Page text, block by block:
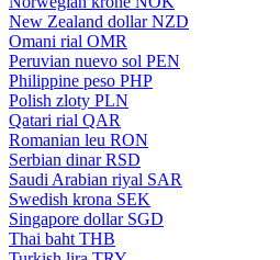
New Zealand dollar NZD
Omani rial OMR
Peruvian nuevo sol PEN
Philippine peso PHP
Polish zloty PLN
Qatari rial QAR
Romanian leu RON
Serbian dinar RSD
Saudi Arabian riyal SAR
Swedish krona SEK
Singapore dollar SGD
Thai baht THB